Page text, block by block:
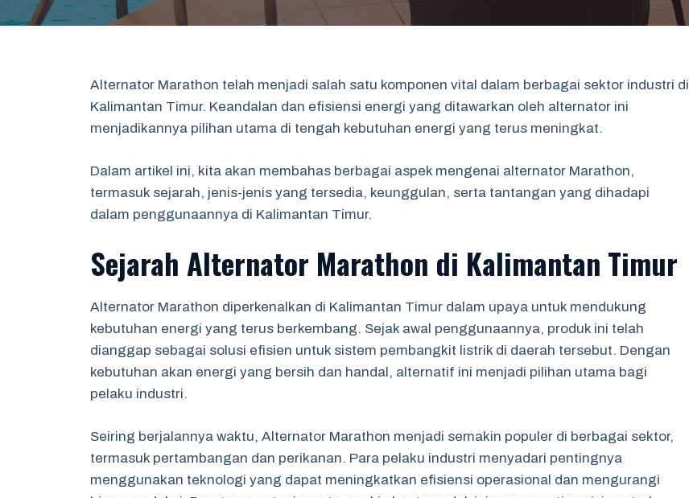
Alternator Marathon telah menjadi salah satu komponen vital dalam berbagai sektor industri di
Kalimantan Timur. Keandalan dan efisiensi energi yang ditawarkan oleh alternator ini
menjadikannya pilihan utama di tengah kebutuhan energi yang terus meningkat.
Dalam artikel ini, kita akan membahas berbagai aspek mengenai alternator Marathon,
termasuk sejarah, jenis-jenis yang tersedia, keunggulan, serta tantangan yang dihadapi
dalam penggunaannya di Kalimantan Timur.
Sejarah Alternator Marathon di Kalimantan Timur
Alternator Marathon diperkenalkan di Kalimantan Timur dalam upaya untuk mendukung
kebutuhan energi yang terus berkembang. Sejak awal penggunaannya, produk ini telah
dianggap sebagai solusi efisien untuk sistem pembangkit listrik di daerah tersebut. Dengan
kebutuhan akan energi yang bersih dan handal, alternatif ini menjadi pilihan utama bagi
pelaku industri.
Seiring berjalannya waktu, Alternator Marathon menjadi semakin populer di berbagai sektor,
termasuk pertambangan dan perikanan. Para pelaku industri menyadari pentingnya
menggunakan teknologi yang dapat meningkatkan efisiensi operasional dan mengurangi